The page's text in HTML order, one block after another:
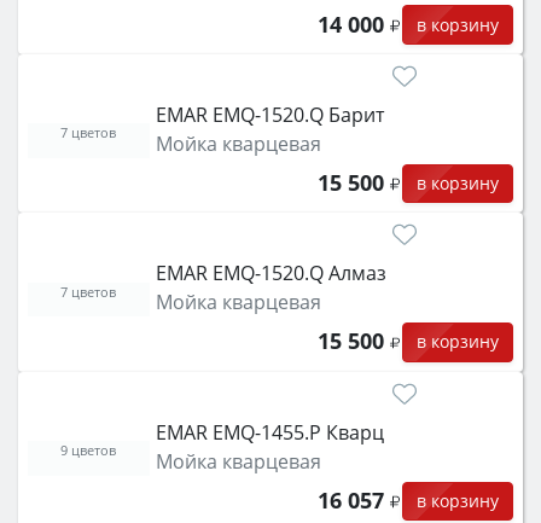
14 000 в корзину
EMAR EMQ-1520.Q Барит
Мойка кварцевая
15 500 в корзину
7 цветов
EMAR EMQ-1520.Q Алмаз
Мойка кварцевая
15 500 в корзину
7 цветов
EMAR EMQ-1455.P Кварц
Мойка кварцевая
16 057 в корзину
9 цветов